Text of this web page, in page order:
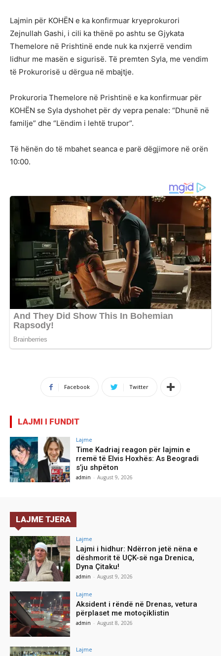
Lajmin për KOHËN e ka konfirmuar kryeprokurori
Zejnullah Gashi, i cili ka thënë po ashtu se Gjykata
Themelore në Prishtinë ende nuk ka nxjerrë vendim
lidhur me masën e sigurisë. Të premten Syla, me vendim
të Prokurorisë u dërgua në mbajtje.
Prokuroria Themelore në Prishtinë e ka konfirmuar për
KOHËN se Syla dyshohet për dy vepra penale: “Dhunë në
familje” dhe “Lëndim i lehtë trupor”.
Të hënën do të mbahet seanca e parë dëgjimore në orën
10:00.
Facebook Twitter
LAJMI I FUNDIT
Lajme
Time Kadriaj reagon për lajmin e
rremë të Elvis Hoxhës: As Beogradi
s’ju shpëton
admin - August 9, 2026
LAJME TJERA
Lajme
Lajmi i hidhur: Ndërron jetë nëna e
dëshmorit të UÇK-së nga Drenica,
Dyna Çitaku!
admin - August 9, 2026
Lajme
Aksident i rëndë në Drenas, vetura
përplaset me motoçiklistin
admin - August 8, 2026
Lajme